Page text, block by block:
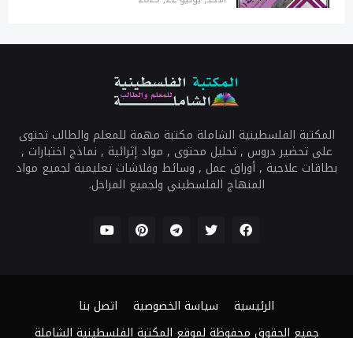
المكتبة الفلسطينية الشاملة مكتبة مهمة للمعلم والطالب تحتوى
على تحضير دروس , تحليل محتوى , مواد إثرائية , نماذج اختبارات ,
بطاقات علاجية , أوراق عمل , وسائط وفلاشات تعليمية لجميع مواد
المنهاج الفلسطيني ولجميع المراحل.
جميع الحقوق محفوظة لموقع المكتبة الفلسطينية الشاملة
الرئيسية سياسة الخصوصية اتصل بنا